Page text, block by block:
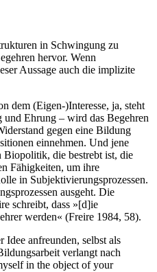
in Schwingung zu
hervor. Wenn
Aussage auch die implizite
dem (Eigen-)Interesse, ja, steht
und Ehrung – wird das Begehren
gegen eine Bildung
einnehmen. Und jene
Biopolitik, die bestrebt ist, die
Fähigkeiten, um ihre
in Subjektivierungsprozessen.
ausgeht. Die
schreibt, dass »[d]ie
werden« (Freire 1984, 58).
Idee anfreunden, selbst als
verlangt nach
in the object of your